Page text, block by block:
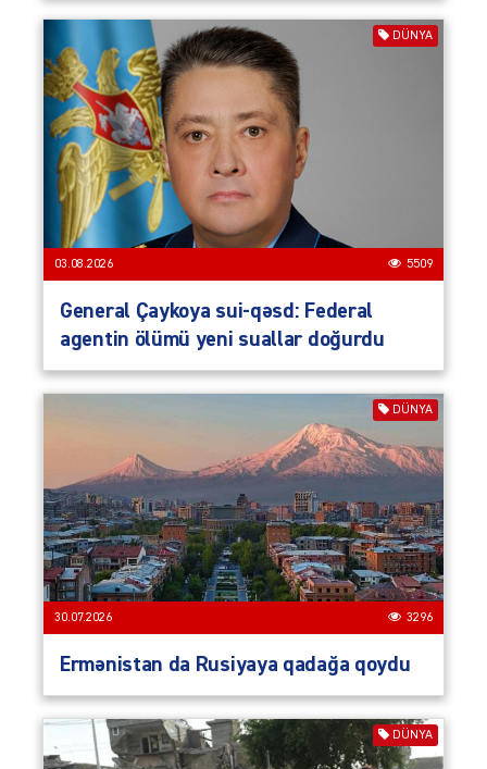
DÜNYA
03.08.2026 5509
General Çaykoya sui-qəsd: Federal
agentin ölümü yeni suallar doğurdu
DÜNYA
30.07.2026 3296
Ermənistan da Rusiyaya qadağa qoydu
DÜNYA